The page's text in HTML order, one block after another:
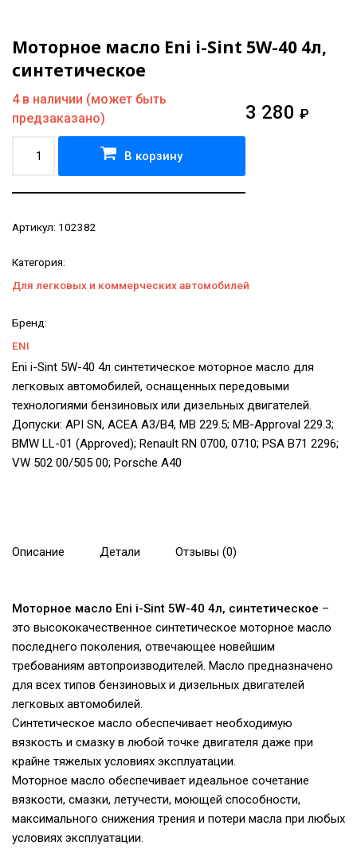
Моторное масло Eni i-Sint 5W-40 4л,
синтетическое
3 280 ₽
4 в наличии (может быть
предзаказано)
В корзину
Артикул: 102382
Категория:
Для легковых и коммерческих автомобилей
Бренд:
ENI
Eni i-Sint 5W-40 4л синтетическое моторное масло для
легковых автомобилей, оснащенных передовыми
технологиями бензиновых или дизельных двигателей.
Допуски: API SN, ACEA A3/B4, MB 229.5; MB-Approval 229.3;
BMW LL-01 (Approved); Renault RN 0700, 0710; PSA B71 2296;
VW 502 00/505 00; Porsche A40
Описание Детали Отзывы (0)
Моторное масло Eni i-Sint 5W-40 4л, синтетическое –
это высококачественное синтетическое моторное масло
последнего поколения, отвечающее новейшим
требованиям автопроизводителей. Масло предназначено
для всех типов бензиновых и дизельных двигателей
легковых автомобилей.
Синтетическое масло обеспечивает необходимую
вязкость и смазку в любой точке двигателя даже при
крайне тяжелых условиях эксплуатации.
Моторное масло обеспечивает идеальное сочетание
вязкости, смазки, летучести, моющей способности,
максимального снижения трения и потери масла при любых
условиях эксплуатации.